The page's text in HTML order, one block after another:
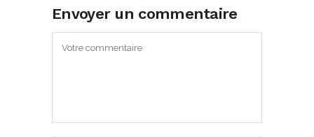
Envoyer un commentaire